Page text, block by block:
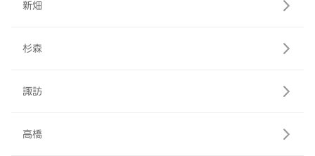
新畑
杉森
諏訪
高橋